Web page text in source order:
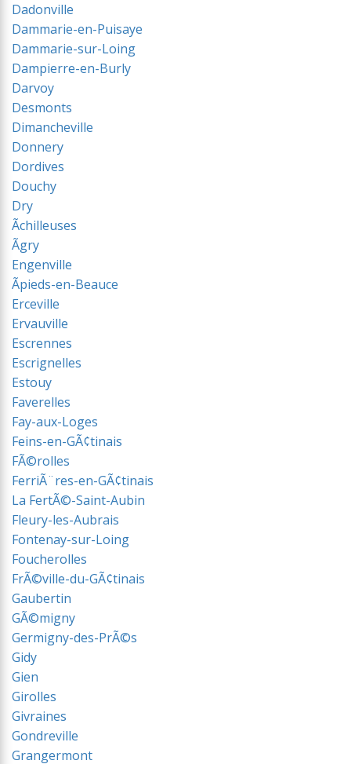
Dadonville
Dammarie-en-Puisaye
Dammarie-sur-Loing
Dampierre-en-Burly
Darvoy
Desmonts
Dimancheville
Donnery
Dordives
Douchy
Dry
Ãchilleuses
Ãgry
Engenville
Ãpieds-en-Beauce
Erceville
Ervauville
Escrennes
Escrignelles
Estouy
Faverelles
Fay-aux-Loges
Feins-en-GÃ¢tinais
FÃ©rolles
FerriÃ¨res-en-GÃ¢tinais
La FertÃ©-Saint-Aubin
Fleury-les-Aubrais
Fontenay-sur-Loing
Foucherolles
FrÃ©ville-du-GÃ¢tinais
Gaubertin
GÃ©migny
Germigny-des-PrÃ©s
Gidy
Gien
Girolles
Givraines
Gondreville
Grangermont